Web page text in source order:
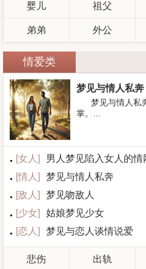
婴儿 祖父
弟弟 外公
情爱类
梦见与情人私奔
梦见与情人私
掌。...
[女人 ]
男人梦见陷入女人的情
[情人 ]
梦见与情人私奔
[敌人 ]
梦见吻敌人
[少女]
姑娘梦见少女
[恋人 ] 梦见与恋人谈情说爱
悲伤 出轨